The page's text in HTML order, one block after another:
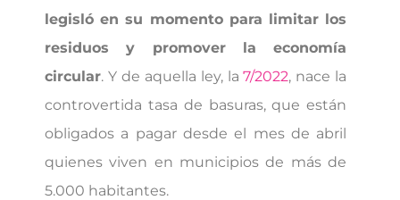
legisló en su momento para limitar los
residuos y promover la economía
circular. Y de aquella ley, la7/2022, nace la
controvertida tasa de basuras, que están
obligados a pagar desde el mes de abril
quienes viven en municipios de más de
5.000 habitantes.